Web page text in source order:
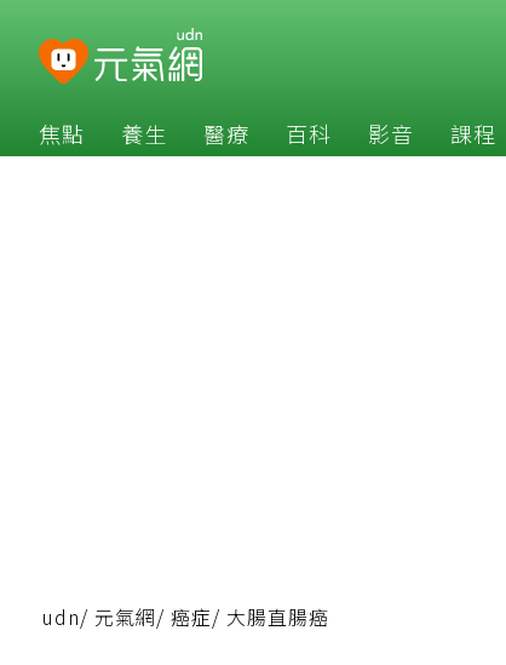
焦點 養生 醫療 百科 影音 課程
udn/ 元氣網/ 癌症/ 大腸直腸癌